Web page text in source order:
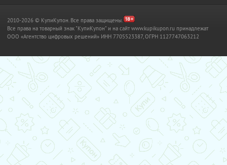
2010-2026 © КупиКупон. Все права защищены.
Все права на товарный знак "КупиКупон" и на сайт www.kupikupon.ru принадлежат
OOO «Агентство цифровых решений» ИНН 7705523387, ОГРН 1127747063212